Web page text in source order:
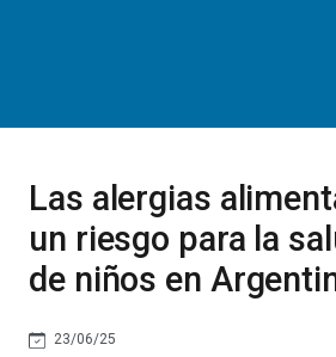
Las alergias
un riesgo para la
de niños en
23/06/25